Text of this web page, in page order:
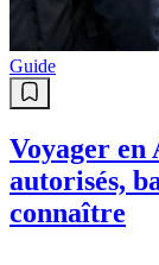
Guide
Voyager en
autorisés,
connaître